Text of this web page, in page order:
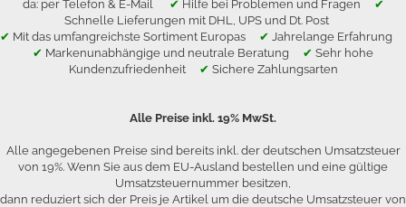
da: per Telefon & E-Mail ✔ Hilfe bei Problemen und Fragen ✔
Schnelle Lieferungen mit DHL, UPS und Dt. Post
✔ Mit das umfangreichste Sortiment Europas ✔ Jahrelange Erfahrung
✔ Markenunabhängige und neutrale Beratung ✔ Sehr hohe
Kundenzufriedenheit ✔ Sichere Zahlungsarten
Alle Preise inkl. 19% MwSt.
Alle angegebenen Preise sind bereits inkl. der deutschen Umsatzsteuer
von 19%. Wenn Sie aus dem EU-Ausland bestellen und eine gültige
Umsatzsteuernummer besitzen,
dann reduziert sich der Preis je Artikel um die deutsche Umsatzsteuer von